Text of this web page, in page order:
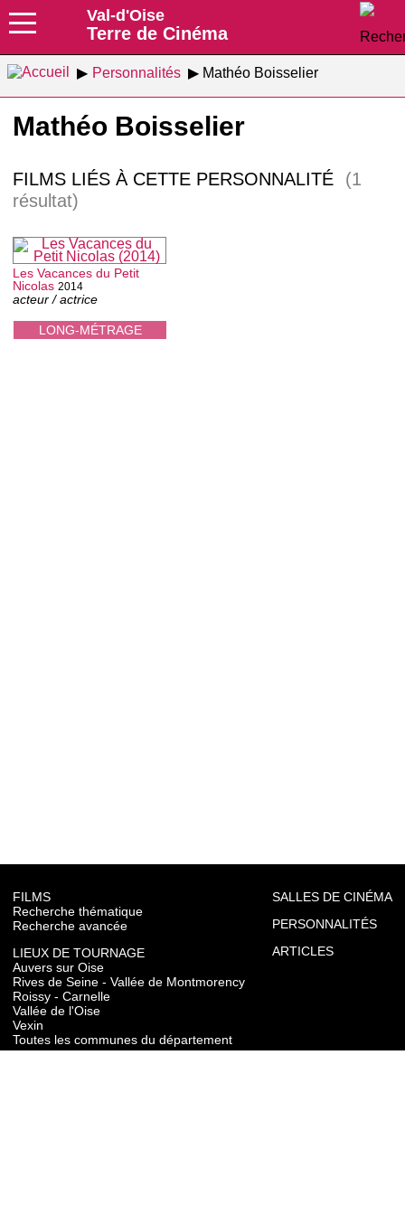
Val-d'Oise
Terre de Cinéma
Personnalités Mathéo Boisselier
Mathéo Boisselier
FILMS LIÉS À CETTE PERSONNALITÉ
(1
résultat)
LONG-MÉTRAGE
Les Vacances du Petit
Nicolas 2014
acteur / actrice
FILMS
Recherche thématique
Recherche avancée
LIEUX DE TOURNAGE
Auvers sur Oise
Rives de Seine - Vallée de Montmorency
Roissy - Carnelle
Vallée de l'Oise
Vexin
Toutes les communes du département
SALLES DE CINÉMA
PERSONNALITÉS
ARTICLES